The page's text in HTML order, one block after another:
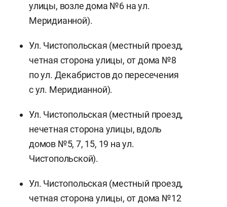
улицы, возле дома №6 на ул.
Меридианной).
Ул. Чистопольская (местный проезд,
четная сторона улицы, от дома №8
по ул. Декабристов до пересечения
с ул. Меридианной).
Ул. Чистопольская (местный проезд,
нечетная сторона улицы, вдоль
домов №5, 7, 15, 19 на ул.
Чистопольской).
Ул. Чистопольская (местный проезд,
четная сторона улицы, от дома №12